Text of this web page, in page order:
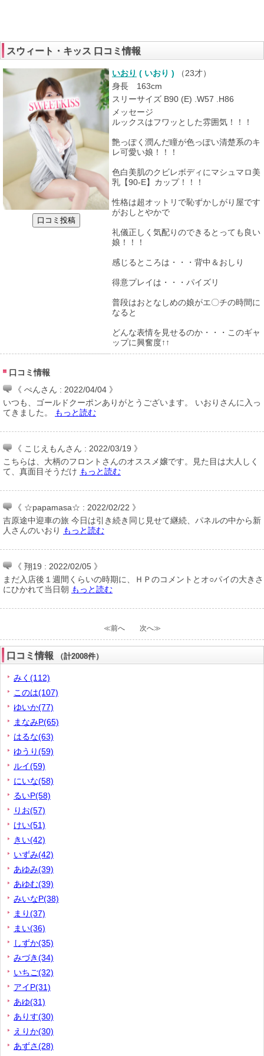
スウィート・キッス 口コミ情報
いおり ( いおり ) （23才）
身長 163cm
スリーサイズ B90 (E) .W57 .H86
メッセージ
ルックスはフワッとした雰囲気！！！
艶っぽく潤んだ瞳が色っぽい清楚系のキ
レ可愛い娘！！！
色白美肌のクビレボディにマシュマロ美
乳【90-E】カップ！！！
性格は超オットリで恥ずかしがり屋です
がおしとやかで
礼儀正しく気配りのできるとっても良い
娘！！！
感じるところは・・・背中＆おしり
得意プレイは・・・パイズリ
普段はおとなしめの娘がエ〇チの時間に
なると
どんな表情を見せるのか・・・このギャ
ップに興奮度↑↑
口コミ情報
《 ぺんさん : 2022/04/04 》
いつも、ゴールドクーポンありがとうございます。 いおりさんに入っ
てきました。
もっと読む
《 こじえもんさん : 2022/03/19 》
こちらは、大柄のフロントさんのオススメ嬢です。見た目は大人しく
て、真面目そうだけ もっと読む
《 ☆papamasa☆ : 2022/02/22 》
吉原途中迎車の旅 今日は引き続き同じ見せて継続、パネルの中から新
人さんのいおり もっと読む
《 翔19 : 2022/02/05 》
まだ入店後１週間くらいの時期に、ＨＰのコメントとオ○パイの大きさ
にひかれて当日朝 もっと読む
≪前へ 次へ≫
口コミ情報 （計2008件）
みく(112)
このは(107)
ゆいか(77)
まなみP(65)
はるな(63)
ゆうり(59)
ルイ(59)
にいな(58)
るいP(58)
りお(57)
けい(51)
きい(42)
いずみ(42)
あゆみ(39)
あゆむ(39)
みいなP(38)
まり(37)
まい(36)
しずか(35)
みづき(34)
いちご(32)
アイP(31)
あゆ(31)
ありす(30)
えりか(30)
あずさ(28)